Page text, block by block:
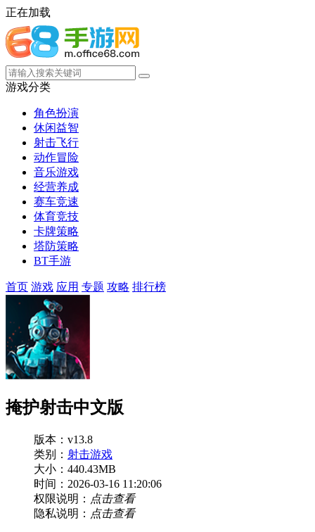
正在加载
游戏分类
角色扮演
休闲益智
射击飞行
动作冒险
音乐游戏
经营养成
赛车竞速
体育竞技
卡牌策略
塔防策略
BT手游
首页 游戏 应用 专题 攻略 排行榜
掩护射击中文版
版本：v13.8
类别： 射击游戏
大小：440.43MB
时间：2026-03-16 11:20:06
权限说明： 点击查看
隐私说明： 点击查看